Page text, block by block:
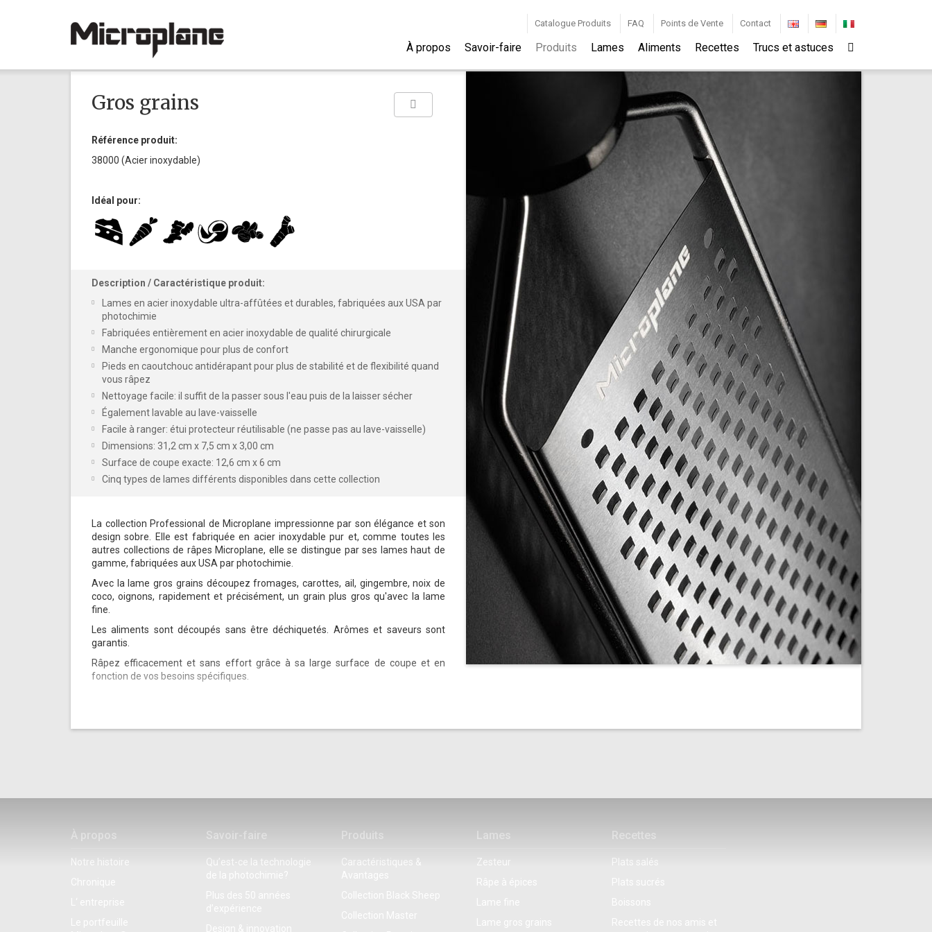
Catalogue Produits FAQ Points de Vente Contact
À propos Savoir-faire Produits Lames Aliments Recettes Trucs et astuces
Gros grains
Référence produit:
38000 (Acier inoxydable)
Idéal pour:
Description / Caractéristique produit:
Lames en acier inoxydable ultra-affûtées et durables, fabriquées aux USA par
photochimie
Fabriquées entièrement en acier inoxydable de qualité chirurgicale
Manche ergonomique pour plus de confort
Pieds en caoutchouc antidérapant pour plus de stabilité et de flexibilité quand
vous râpez
Nettoyage facile: il suffit de la passer sous l'eau puis de la laisser sécher
Également lavable au lave-vaisselle
Facile à ranger: étui protecteur réutilisable (ne passe pas au lave-vaisselle)
Dimensions: 31,2 cm x 7,5 cm x 3,00 cm
Surface de coupe exacte: 12,6 cm x 6 cm
Cinq types de lames différents disponibles dans cette collection
La collection Professional de Microplane impressionne par son élégance et son
design sobre. Elle est fabriquée en acier inoxydable pur et, comme toutes les
autres collections de râpes Microplane, elle se distingue par ses lames haut de
gamme, fabriquées aux USA par photochimie.
Avec la lame gros grains découpez fromages, carottes, ail, gingembre, noix de
coco, oignons, rapidement et précisément, un grain plus gros qu'avec la lame
fine.
Les aliments sont découpés sans être déchiquetés. Arômes et saveurs sont
garantis.
Râpez efficacement et sans effort grâce à sa large surface de coupe et en
fonction de vos besoins spécifiques.
À propos
Notre histoire
Savoir-faire
Qu’est-ce la technologie
Produits
Caractéristiques &
Lames
Zesteur
Recettes
Plats salés